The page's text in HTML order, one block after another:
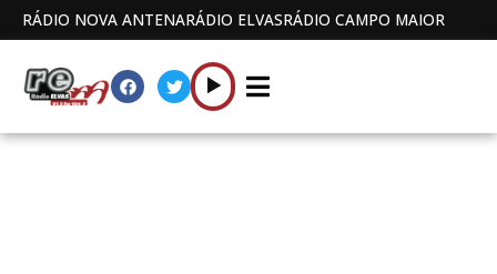
RÁDIO NOVA ANTENARÁDIO ELVASRÁDIO CAMPO MAIOR